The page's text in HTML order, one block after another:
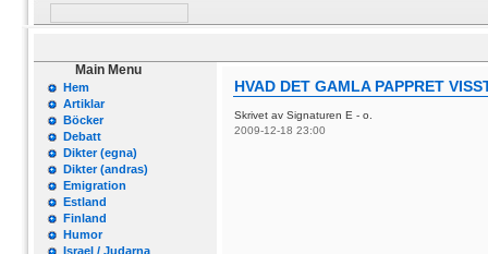
Main Menu
Hem
Artiklar
Böcker
Debatt
Dikter (egna)
Dikter (andras)
Emigration
Estland
Finland
Humor
Israel / Judarna
HVAD DET GAMLA PAPPRET
Skrivet av Signaturen E - o.
2009-12-18 23:00